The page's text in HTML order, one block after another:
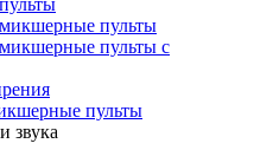
пульты
пульты с
пульты
звука